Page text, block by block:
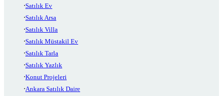
Satılık Ev
Satılık Arsa
Satılık Villa
Satılık Müstakil Ev
Satılık Tarla
Satılık Yazlık
Konut Projeleri
Ankara Satılık Daire